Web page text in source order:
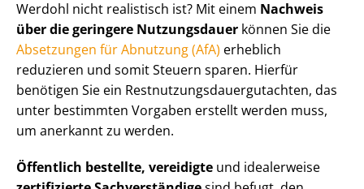
Werdohl nicht realistisch ist? Mit einem Nachweis
über die geringere Nutzungsdauer können Sie die
Absetzungen für Abnutzung (AfA) erheblich
reduzieren und somit Steuern sparen. Hierfür
benötigen Sie ein Rest­nut­zungs­dau­er­gut­ach­ten, das
unter bestimmten Vorgaben erstellt werden muss,
um anerkannt zu werden.
Öffentlich bestellte, vereidigte und idealerweise